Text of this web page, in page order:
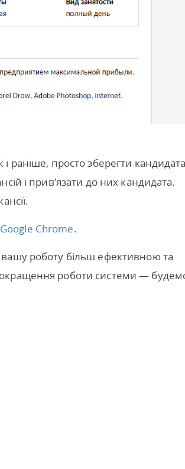
раніше, просто зберегти
і прив’язати до них кандидата.
Google Chrome.
роботу більш ефективною та
роботи системи —